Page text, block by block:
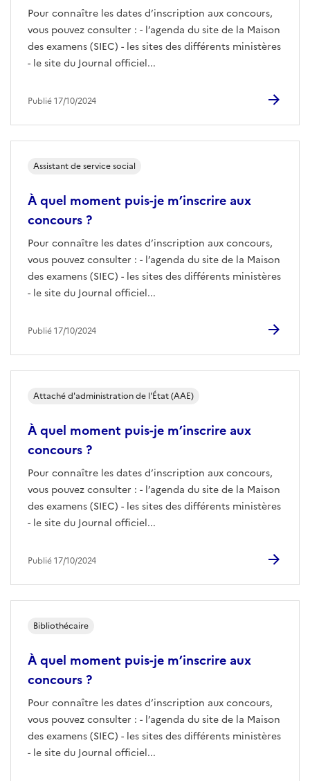
Pour connaître les dates d’inscription aux concours,
vous pouvez consulter : - l’agenda du site de la Maison
des examens (SIEC) - les sites des différents ministères
- le site du Journal officiel...
Publié 17/10/2024
À quel moment puis-je m’inscrire aux
concours ?
Pour connaître les dates d’inscription aux concours,
vous pouvez consulter : - l’agenda du site de la Maison
des examens (SIEC) - les sites des différents ministères
- le site du Journal officiel...
Assistant de service social
Publié 17/10/2024
À quel moment puis-je m’inscrire aux
concours ?
Pour connaître les dates d’inscription aux concours,
vous pouvez consulter : - l’agenda du site de la Maison
des examens (SIEC) - les sites des différents ministères
- le site du Journal officiel...
Attaché d'administration de l'État (AAE)
Publié 17/10/2024
À quel moment puis-je m’inscrire aux
concours ?
Pour connaître les dates d’inscription aux concours,
vous pouvez consulter : - l’agenda du site de la Maison
des examens (SIEC) - les sites des différents ministères
- le site du Journal officiel...
Bibliothécaire